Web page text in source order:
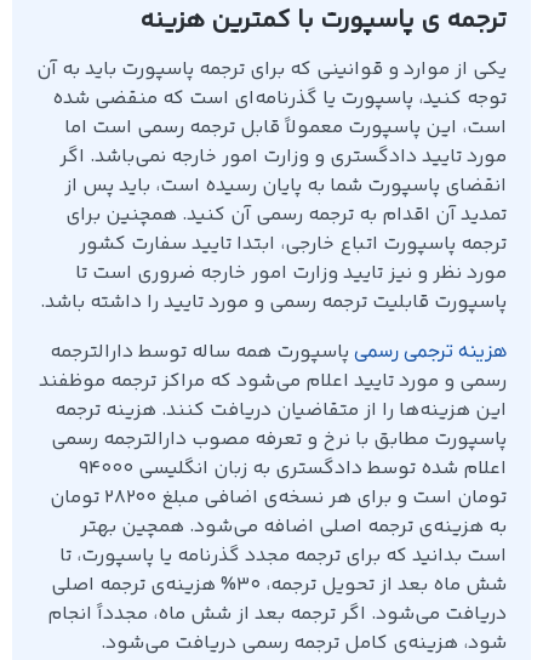
ترجمه ی پاسپورت با کمترین هزینه
یکی از موارد و قوانینی که برای ترجمه پاسپورت باید به آن
توجه کنید، پاسپورت یا گذرنامه‌ای است که منقضی شده
است، این پاسپورت معمولاً قابل ترجمه رسمی است اما
مورد تایید دادگستری و وزارت امور خارجه نمی‌باشد. اگر
انقضای پاسپورت شما به پایان رسیده است، باید پس از
تمدید آن اقدام به ترجمه رسمی آن کنید. همچنین برای
ترجمه پاسپورت اتباع خارجی، ابتدا تایید سفارت کشور
مورد نظر و نیز تایید وزارت امور خارجه ضروری است تا
پاسپورت قابلیت ترجمه رسمی و مورد تایید را داشته باشد.
هزینه ترجمی رسمی پاسپورت همه ساله توسط دارالترجمه
رسمی و مورد تایید اعلام می‌شود که مراکز ترجمه موظفند
این هزینه‌ها را از متقاضیان دریافت کنند. هزینه ترجمه
پاسپورت مطابق با نرخ و تعرفه مصوب دارالترجمه رسمی
اعلام شده توسط دادگستری به زبان انگلیسی 94000
تومان است و برای هر نسخه‌ی اضافی مبلغ 28200 تومان
به هزینه‌ی ترجمه اصلی اضافه می‌شود. همچین بهتر
است بدانید که برای ترجمه مجدد گذرنامه یا پاسپورت، تا
شش ماه بعد از تحویل ترجمه، 30% هزینه‌ی ترجمه اصلی
دریافت می‌شود. اگر ترجمه بعد از شش ماه، مجدداً انجام
شود، هزینه‌ی کامل ترجمه رسمی دریافت می‌شود.